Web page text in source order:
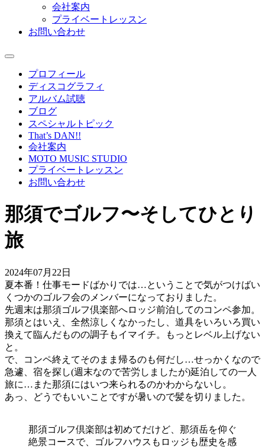
会社案内
プライベートレッスン
お問い合わせ
プロフィール
ディスコグラフィ
アルバム試聴
ブログ
スペシャルトピック
That’s DAN!!
会社案内
MOTO MUSIC STUDIO
プライベートレッスン
お問い合わせ
那須でゴルフ〜そしてひとり
旅
2024年07月22日
夏本番！仕事モードばかりでは…ということで気がつけばい
くつかのゴルフ会のメンバーになっておりました。
先週末は那須ゴルフ倶楽部へロッジ前泊してのコンペ参加。
那須とはいえ、全然涼しくなかったし、道具をいろいろ買い
換えて臨んだものの調子もイマイチ。もっとレベル上げない
と。
で、コンペ終えてそのまま帰るのも何だし…せっかくなので
急遽、宿を探し(週末なので苦労しましたが)延泊しての一人
旅に…また那須にはいつ来られるのかわからないし。
あっ、どうでもいいことですが暑いので髪を切りました。
那須ゴルフ倶楽部は初めてだけど、那須岳を仰ぐ
絶景コースで、ゴルフハウスもロッジも歴史を感